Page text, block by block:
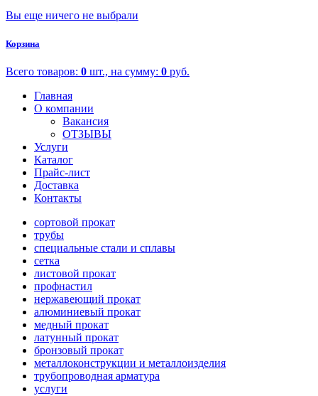
Вы еще ничего не выбрали
Корзина
Всего товаров: 0 шт., на сумму: 0 руб.
Главная
О компании
Вакансия
ОТЗЫВЫ
Услуги
Каталог
Прайс-лист
Доставка
Контакты
сортовой прокат
трубы
специальные стали и сплавы
сетка
листовой прокат
профнастил
нержавеющий прокат
алюминиевый прокат
медный прокат
латунный прокат
бронзовый прокат
металлоконструкции и металлоизделия
трубопроводная арматура
услуги